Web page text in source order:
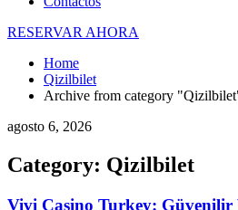
RESERVAR AHORA
Home
Qizilbilet
Archive from category
agosto 6, 2026
Category: Qizilbilet
Vivi Casino Turkey: Güvenilir